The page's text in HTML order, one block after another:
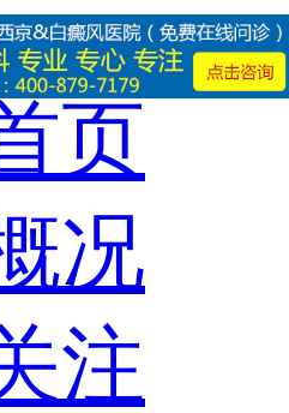
页
况
注